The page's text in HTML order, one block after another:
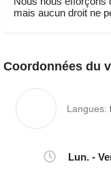
mais aucun droit ne
Coordonnées du
Langues:
Lun. -